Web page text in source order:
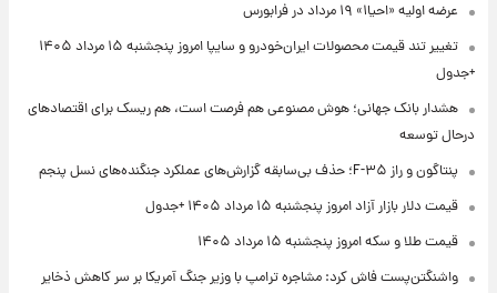
عرضه اولیه «احیا۱» ۱۹ مرداد در فرابورس
تغییر تند قیمت محصولات ایران‌خودرو و سایپا امروز پنجشنبه ۱۵ مرداد ۱۴۰۵
+جدول
هشدار بانک جهانی؛ هوش مصنوعی هم فرصت است، هم ریسک برای اقتصادهای
درحال توسعه
پنتاگون و راز F-۳۵؛ حذف بی‌سابقه گزارش‌های عملکرد جنگنده‌های نسل پنجم
قیمت دلار بازار آزاد امروز پنجشنبه ۱۵ مرداد ۱۴۰۵ +جدول
قیمت طلا و سکه امروز پنجشنبه ۱۵ مرداد ۱۴۰۵
واشنگتن‌پست فاش کرد: مشاجره ترامپ با وزیر جنگ آمریکا بر سر کاهش ذخایر